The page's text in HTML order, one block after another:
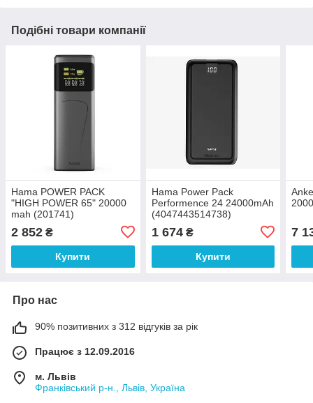
Подібні товари компанії
Hama POWER PACK
"HIGH POWER 65" 20000
mah (201741)
2 852 ₴
Купити
Hama Power Pack
Performence 24 24000mAh
(4047443514738)
1 674₴
Купити
7
Про нас
90% позитивних з 312 відгуків за рік
Працює з 12.09.2016
м. Львів
Франківський р-н., Львів, Україна